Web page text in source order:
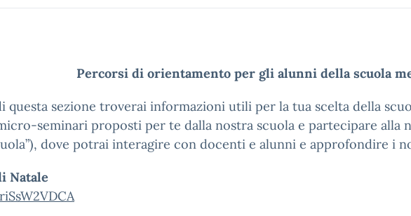
Percorsi di orientamento per gli alunni della scuola
questa sezione troverai informazioni utili per la tua scelta della
seminari proposti per te dalla nostra scuola e partecipare alla
dove potrai interagire con docenti e alunni e approfondire i
Natale